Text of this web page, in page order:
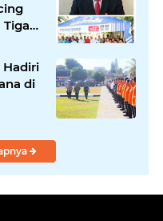
Tiga
Hadiri
di